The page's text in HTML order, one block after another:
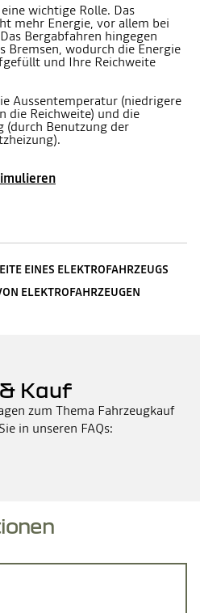
wichtige Rolle. Das
mehr Energie, vor allem bei
Bergabfahren hingegen
Bremsen, wodurch die Energie
und Ihre Reichweite
Aussentemperatur (niedrigere
die Reichweite) und die
(durch Benutzung der
EINES ELEKTROFAHRZEUGS
ELEKTROFAHRZEUGEN
Kauf
zum Thema Fahrzeugkauf
in unseren FAQs: